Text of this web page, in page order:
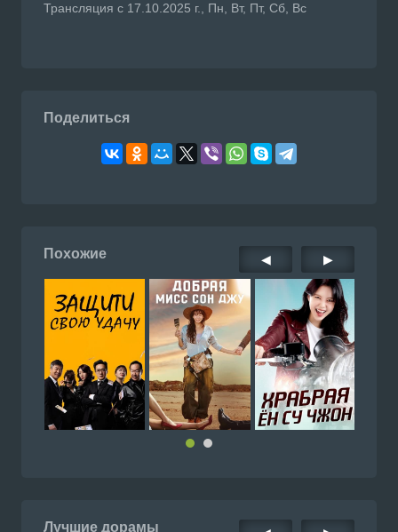
Трансляция с 17.10.2025 г., Пн, Вт, Пт, Сб, Вс
Поделиться
Похожие ◀ ▶
Лучшие дорамы